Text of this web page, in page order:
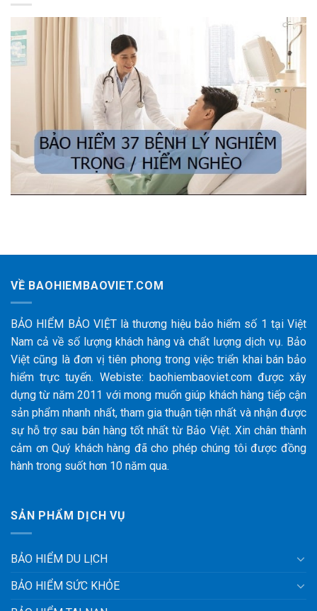
VỀ BAOHIEMBAOVIET.COM
BẢO HIỂM BẢO VIỆT là thương hiệu bảo hiểm số 1 tại Việt
Nam cả về số lượng khách hàng và chất lượng dịch vụ. Bảo
Việt cũng là đơn vị tiên phong trong việc triển khai bán bảo
hiểm trực tuyến. Webiste: baohiembaoviet.com được xây
dựng từ năm 2011 với mong muốn giúp khách hàng tiếp cận
sản phẩm nhanh nhất, tham gia thuận tiện nhất và nhận được
sự hỗ trợ sau bán hàng tốt nhất từ Bảo Việt. Xin chân thành
cảm ơn Quý khách hàng đã cho phép chúng tôi được đồng
hành trong suốt hơn 10 năm qua.
SẢN PHẨM DỊCH VỤ
BẢO HIỂM DU LỊCH
BẢO HIỂM SỨC KHỎE